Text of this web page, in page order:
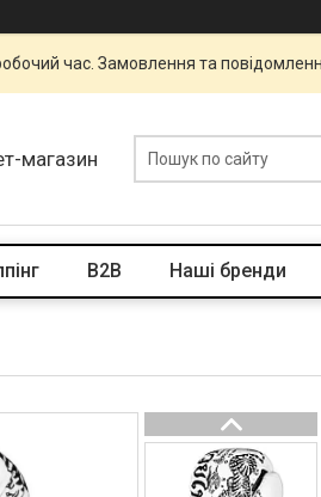
час. Замовлення та
магазин
B2B Наші бренди